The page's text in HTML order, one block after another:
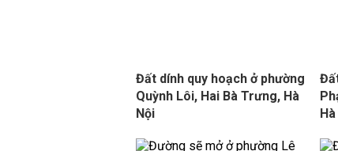
Đất dính quy hoạch ở phường
Quỳnh Lôi, Hai Bà Trưng, Hà
Nội